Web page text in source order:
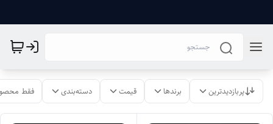
پربازدیدترین برندها قیمت دسته‌بندی فقط